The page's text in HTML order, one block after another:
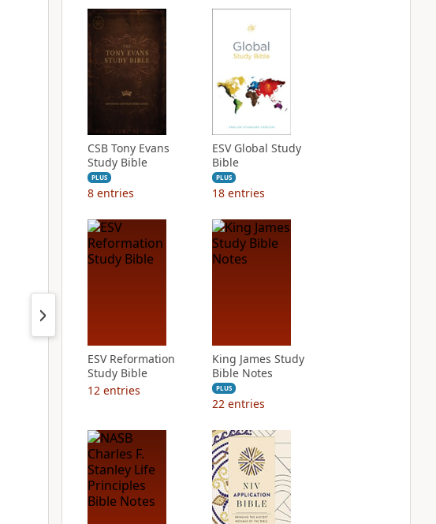
CSB Tony Evans
Study Bible
PLUS
8 entries
ESV Global Study
Bible
PLUS
18 entries
ESV Reformation
Study Bible
12 entries
King James Study
Bible Notes
PLUS
22 entries